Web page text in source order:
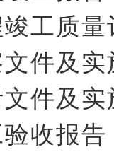
工质量
件及
件及
收报告